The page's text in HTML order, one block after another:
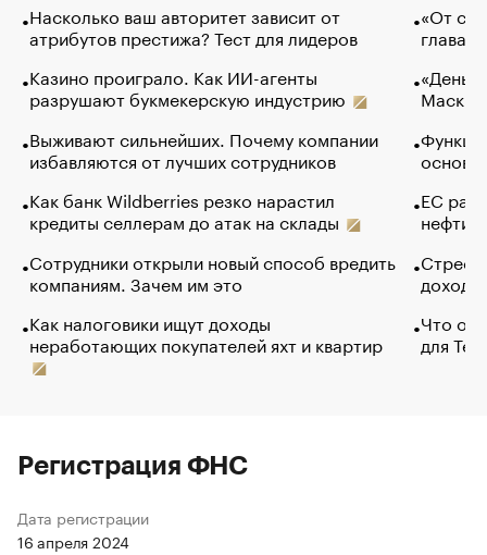
Насколько ваш авторитет зависит от
атрибутов престижа? Тест для лидеров
Казино проиграло. Как ИИ-агенты
разрушают букмекерскую индустрию
Выживают сильнейших. Почему компании
избавляются от лучших сотрудников
Как банк Wildberries резко нарастил
кредиты селлерам до атак на склады
Сотрудники открыли новый способ вредить
компаниям. Зачем им это
Как налоговики ищут доходы
неработающих покупателей яхт и квартир
«От
глава
Маск в
основ
ЕС
нефти
Что
для
Регистрация ФНС
Дата регистрации
16 апреля 2024